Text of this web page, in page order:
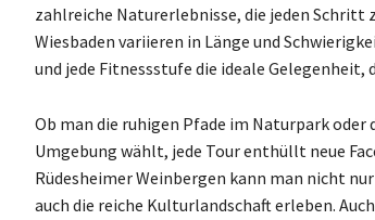
zahlreiche Naturerlebnisse, die jeden Schritt
Wiesbaden variieren in Länge und
und jede Fitnessstufe die ideale Gelegenheit,
Ob man die ruhigen Pfade im Naturpark
Umgebung wählt, jede Tour enthüllt neue
Rüdesheimer Weinbergen kann man nicht
auch die reiche Kulturlandschaft erleben.